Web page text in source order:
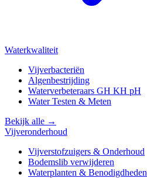
Waterkwaliteit
Vijverbacteriën
Algenbestrijding
Waterverbeteraars GH KH pH
Water Testen & Meten
Bekijk alle →
Vijveronderhoud
Vijverstofzuigers & Onderhoud
Bodemslib verwijderen
Waterplanten & Benodigdheden